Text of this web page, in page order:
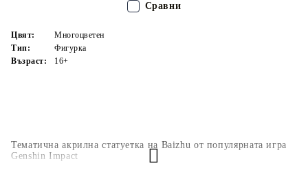
Тематична акрилна статуетка на Baizhu от популярната игра
Genshin Impact
Цвят:
Многоцветен
Тип:
Фигурка
Възраст:
16+
Сравни